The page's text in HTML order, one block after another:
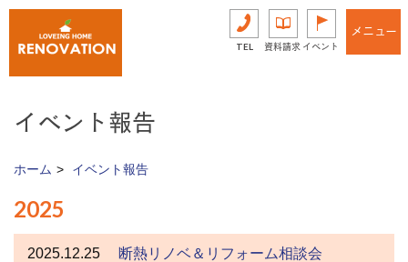
TEL 資料請求 イベント
メニュー
イベント報告
ホーム イベント報告
2025
2025.12.25 断熱リノベ＆リフォーム相談会